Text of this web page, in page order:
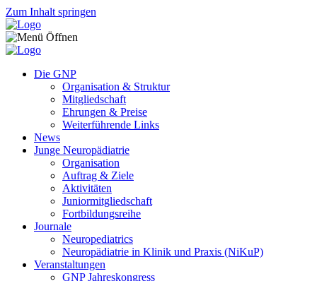
Zum Inhalt springen
Die GNP
Organisation & Struktur
Mitgliedschaft
Ehrungen & Preise
Weiterführende Links
News
Junge Neuropädiatrie
Organisation
Auftrag & Ziele
Aktivitäten
Juniormitgliedschaft
Fortbildungsreihe
Journale
Neuropediatrics
Neuropädiatrie in Klinik und Praxis (NiKuP)
Veranstaltungen
GNP Jahreskongress